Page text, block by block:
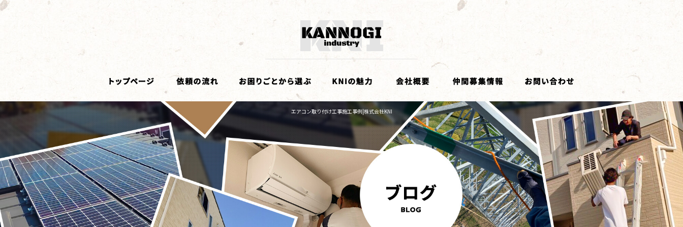
エアコン取り付け工事施工事例|株式会社KNI